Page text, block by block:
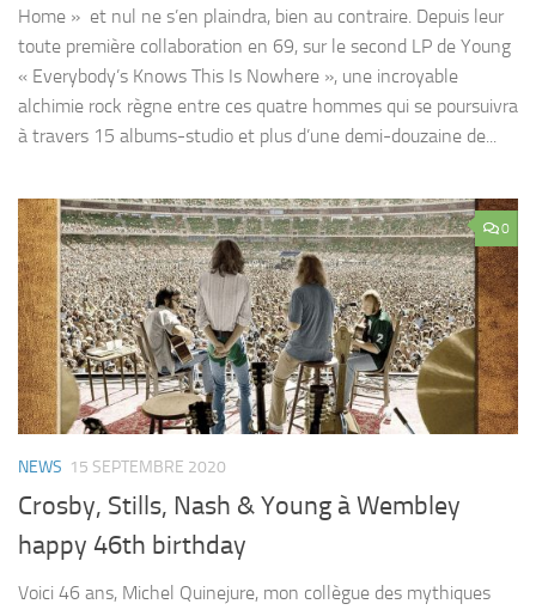
Home » et nul ne s’en plaindra, bien au contraire. Depuis leur
toute première collaboration en 69, sur le second LP de Young
« Everybody’s Knows This Is Nowhere », une incroyable
alchimie rock règne entre ces quatre hommes qui se poursuivra
à travers 15 albums-studio et plus d’une demi-douzaine de...
0
NEWS 15 SEPTEMBRE 2020
Crosby, Stills, Nash & Young à Wembley
happy 46th birthday
Voici 46 ans, Michel Quinejure, mon collègue des mythiques